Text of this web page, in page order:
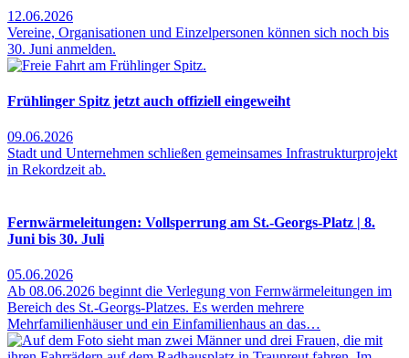
12.06.2026
Vereine, Organisationen und Einzelpersonen können sich noch bis
30. Juni anmelden.
Frühlinger Spitz jetzt auch offiziell eingeweiht
09.06.2026
Stadt und Unternehmen schließen gemeinsames Infrastrukturprojekt
in Rekordzeit ab.
Fernwärmeleitungen: Vollsperrung am St.-Georgs-Platz | 8.
Juni bis 30. Juli
05.06.2026
Ab 08.06.2026 beginnt die Verlegung von Fernwärmeleitungen im
Bereich des St.-Georgs-Platzes. Es werden mehrere
Mehrfamilienhäuser und ein Einfamilienhaus an das…